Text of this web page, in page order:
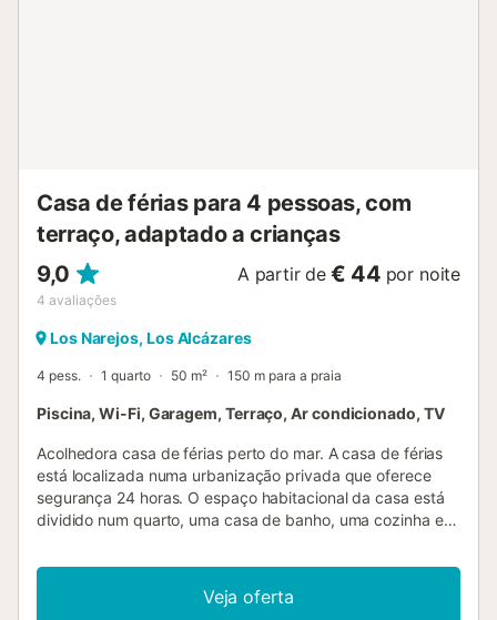
é também o lo...
Casa de férias para 4 pessoas, com
terraço, adaptado a crianças
9,0
4 avaliações
A partir de € 44 por noite
Los Narejos, Los Alcázares
4 pess. 1 quarto 50 m² 150 m para a praia
Piscina, Wi-Fi, Garagem, Terraço, Ar condicionado, TV
Acolhedora casa de férias perto do mar. A casa de férias
está localizada numa urbanização privada que oferece
segurança 24 horas. O espaço habitacional da casa está
dividido num quarto, uma casa de banho, uma cozinha e
piscina exterior comum onde pode refrescar-se quando
está calor. Do salão tem acesso a uma varanda. Nas
imediações existem supermercados, restaurantes e locais
Veja oferta